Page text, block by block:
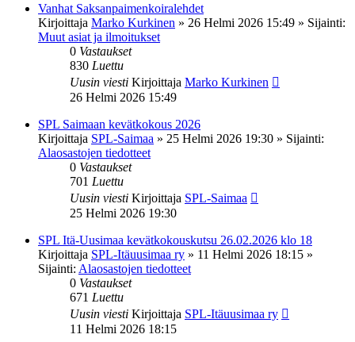
Vanhat Saksanpaimenkoiralehdet
Kirjoittaja Marko Kurkinen » 26 Helmi 2026 15:49 » Sijainti:
Muut asiat ja ilmoitukset
0 Vastaukset
830 Luettu
Uusin viesti Kirjoittaja Marko Kurkinen
26 Helmi 2026 15:49
SPL Saimaan kevätkokous 2026
Kirjoittaja SPL-Saimaa » 25 Helmi 2026 19:30 » Sijainti:
Alaosastojen tiedotteet
0 Vastaukset
701 Luettu
Uusin viesti Kirjoittaja SPL-Saimaa
25 Helmi 2026 19:30
SPL Itä-Uusimaa kevätkokouskutsu 26.02.2026 klo 18
Kirjoittaja SPL-Itäuusimaa ry » 11 Helmi 2026 18:15 »
Sijainti: Alaosastojen tiedotteet
0 Vastaukset
671 Luettu
Uusin viesti Kirjoittaja SPL-Itäuusimaa ry
11 Helmi 2026 18:15